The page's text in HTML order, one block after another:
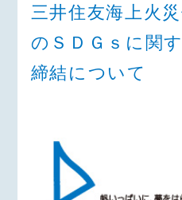
三井住友海上火
のＳＤＧｓに関
締結について